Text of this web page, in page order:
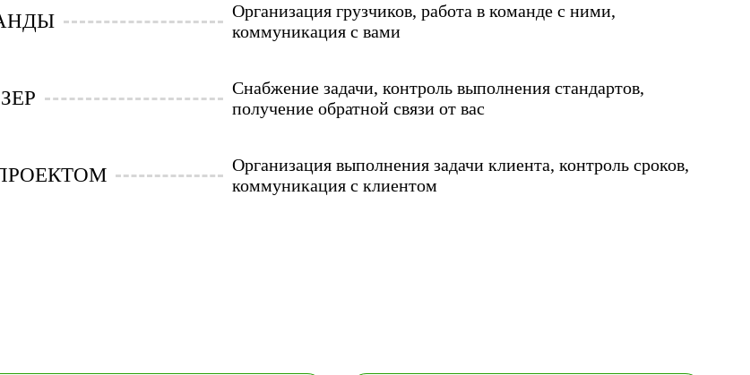
Организация грузчиков, работа в команде с ними,
коммуникация с вами
Снабжение задачи, контроль выполнения стандартов,
получение обратной связи от вас
Организация выполнения задачи клиента, контроль сроков,
коммуникация с клиентом